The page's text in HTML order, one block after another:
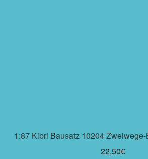
1:87 Kibri Bausatz 10204
22,50€